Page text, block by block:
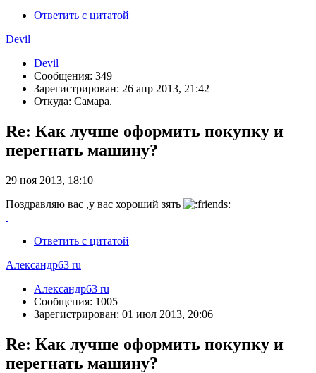
Ответить с цитатой
Devil
Devil
Сообщения: 349
Зарегистрирован: 26 апр 2013, 21:42
Откуда: Самара.
Re: Как лучше оформить покупку и
перегнать машину?
29 ноя 2013, 18:10
Поздравляю вас ,у вас хороший зять
Ответить с цитатой
Александр63 ru
Александр63 ru
Сообщения: 1005
Зарегистрирован: 01 июл 2013, 20:06
Re: Как лучше оформить покупку и
перегнать машину?